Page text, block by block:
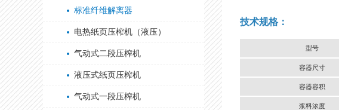
标准纤维解离器
电热纸页压榨机（液压）
气动式二段压榨机
液压式纸页压榨机
气动式一段压榨机
技术规格：
型号
容器尺寸
容器容积
浆料浓度